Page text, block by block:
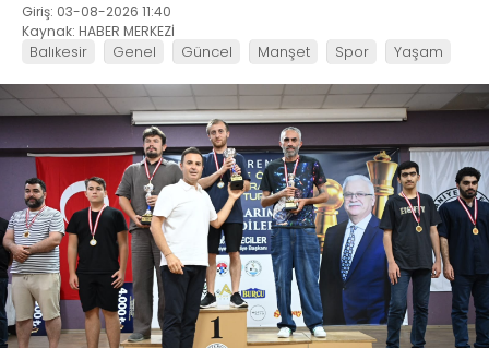
Giriş: 03-08-2026 11:40
Kaynak: HABER MERKEZİ
Balıkesir Genel Güncel Manşet Spor Yaşam